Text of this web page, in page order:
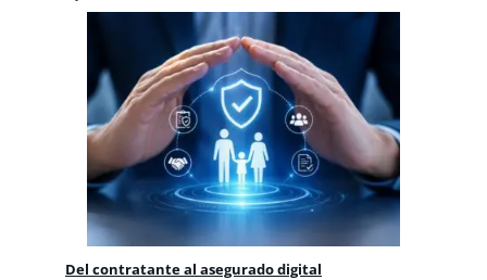
Del contratante al asegurado digital